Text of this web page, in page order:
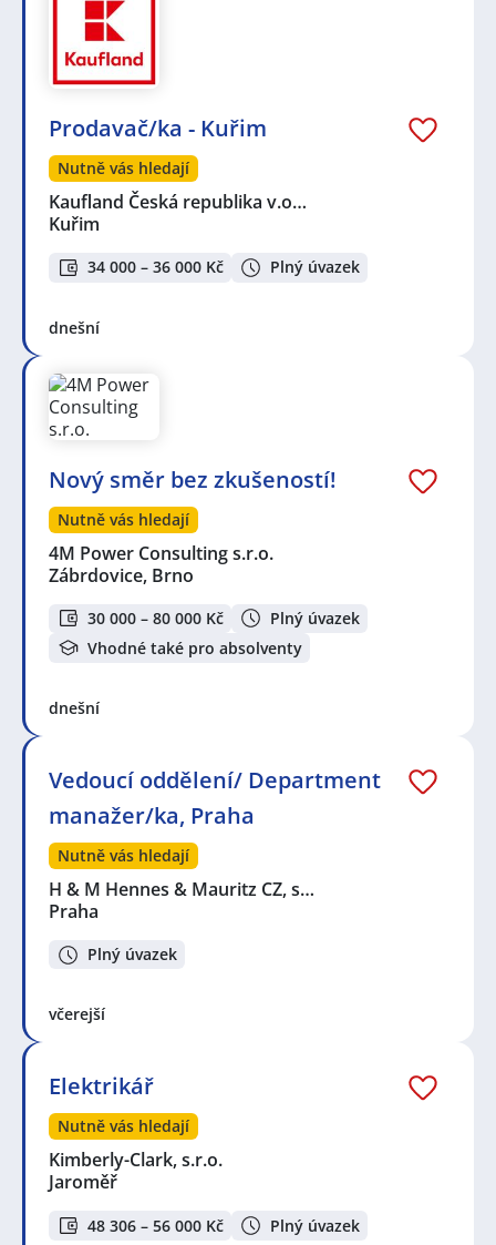
Prodavač/ka - Kuřim
Nutně vás hledají
Kaufland Česká republika v.o…
Kuřim
34 000 – 36 000 Kč Plný úvazek
dnešní
Nový směr bez zkušeností!
Nutně vás hledají
4M Power Consulting s.r.o.
Zábrdovice, Brno
30 000 – 80 000 Kč
Plný úvazek
Vhodné také pro absolventy
dnešní
Vedoucí oddělení/ Department
manažer/ka, Praha
Nutně vás hledají
H & M Hennes & Mauritz CZ, s…
Praha
Plný úvazek
včerejší
Elektrikář
Nutně vás hledají
Kimberly-Clark, s.r.o.
Jaroměř
48 306 – 56 000 Kč Plný úvazek